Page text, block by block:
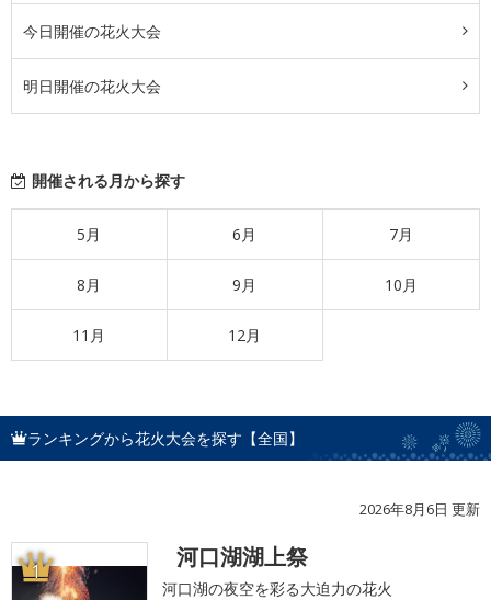
今日開催の花火大会
明日開催の花火大会
開催される月から探す
5月 6月 7月
8月 9月 10月
11月 12月
ランキングから花火大会を探す【全国】
2026年8月6日 更新
1 河口湖湖上祭
河口湖の夜空を彩る大迫力の花火